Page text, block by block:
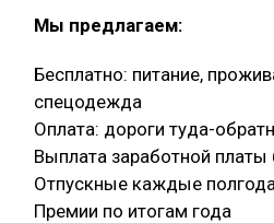
Мы предлагаем:
Бесплатно: питание,
спецодежда
Оплата: дороги туда-
Выплата заработной платы
Отпускные каждые полгода
Премии по итогам года